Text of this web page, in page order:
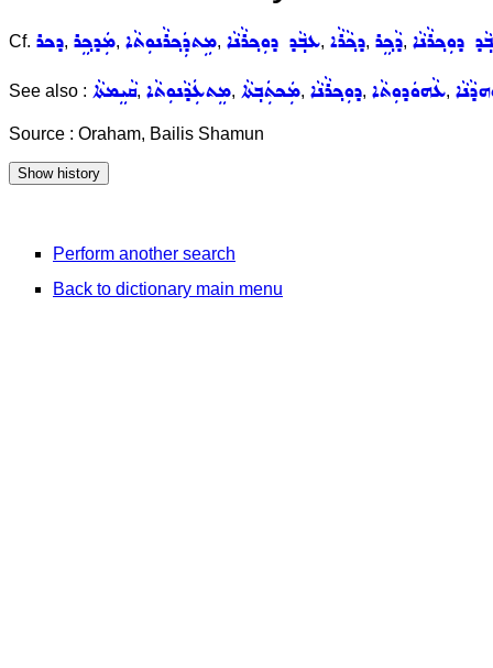
Cf. ܕܟܪ, ܡܲܕܟ݂ܸܪ, ܡܹܬܕܲܟ݂ܪܵܢܘܼܬܵܐ, ܥܒ݂ܵܕ ܕܘܼܟ݂ܪܵܢܵܐ, ܕܟ݂ܵܪܵܐ, ܕܵܟ݂ܸܪ, ܕܘܼܟ݂ܪܵܢܵܐ
See also : ܩܵܝܸܡܬܵܐ, ܡܸܬܥܲܕܵܢܘܼܬܵܐ, ܡܲܟܬܲܒ݂ܬܵܐ, ܕܘܼܟ݂ܪܵܢܵܐ, ܥܵܗܘܿܕܘܼܬܵܐ,
Source : Oraham, Bailis Shamun
Perform another search
Back to dictionary main menu